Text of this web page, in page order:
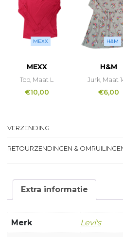
MEXX
MEXX
Top, Maat L
€10,00
H&M
H&M
Jurk, Maat
€6,00
VERZENDING
RETOURZENDINGEN &
Extra informatie
Merk Levi's